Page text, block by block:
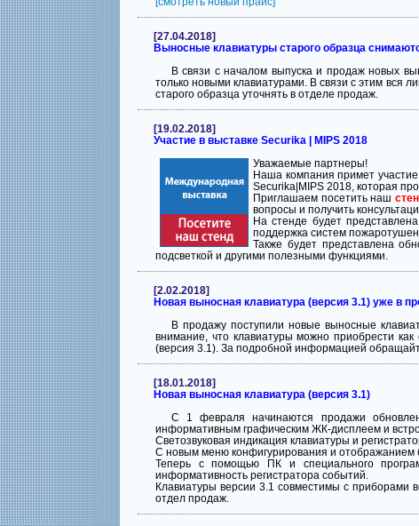
[27.04.2018]
Выносные клавиатуры старого образца
В связи с началом выпуска и продаж новых
только новыми клавиатурами. В связи с этим вся
старого образца уточнять в отделе продаж.
[19.02.2018]
Участие в выставке Securika | MIPS 2018
Уважаемые партнеры!
Наша компания примет
Securika|MIPS 2018, которая
Приглашаем посетить наш
вопросы и получить
На стенде будет
поддержка систем
Также будет представлена
подсветкой и другими полезными функциями.
[2.02.2018]
Новая выносная клавиатура (версия 3.1) уже в
В продажу поступили новые выносные
внимание, что клавиатуры можно приобрести
(версия 3.1). За подробной информацией
[18.01.2018]
Новая выносная клавиатура (версия 3.1)
С 1 февраля начинаются продажи
информативным графическим ЖК-дисплеем и
Светозвуковая индикация клавиатуры и
С новым меню конфигурирования и отображанием
Теперь с помощью ПК и специального
информативность регистратора событий.
Клавиатуры версии 3.1 совместимы с приборами
отдел продаж.